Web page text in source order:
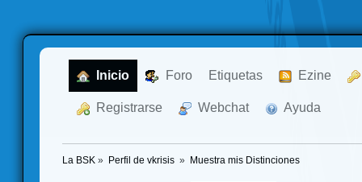
Inicio Foro Etiquetas Ezine
Registrarse Webchat Ayuda
La BSK » Perfil de vkrisis » Muestra mis Distinciones